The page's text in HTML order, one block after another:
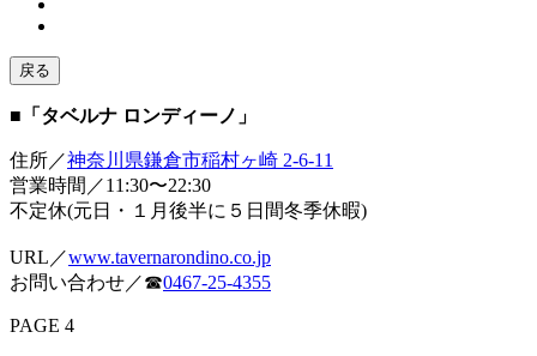
戻る
■「タベルナ ロンディーノ」
住所／神奈川県鎌倉市稲村ヶ崎 2-6-11
営業時間／11:30〜22:30
不定休(元日・１月後半に５日間冬季休暇)
URL／www.tavernarondino.co.jp
お問い合わせ／☎0467-25-4355
PAGE 4